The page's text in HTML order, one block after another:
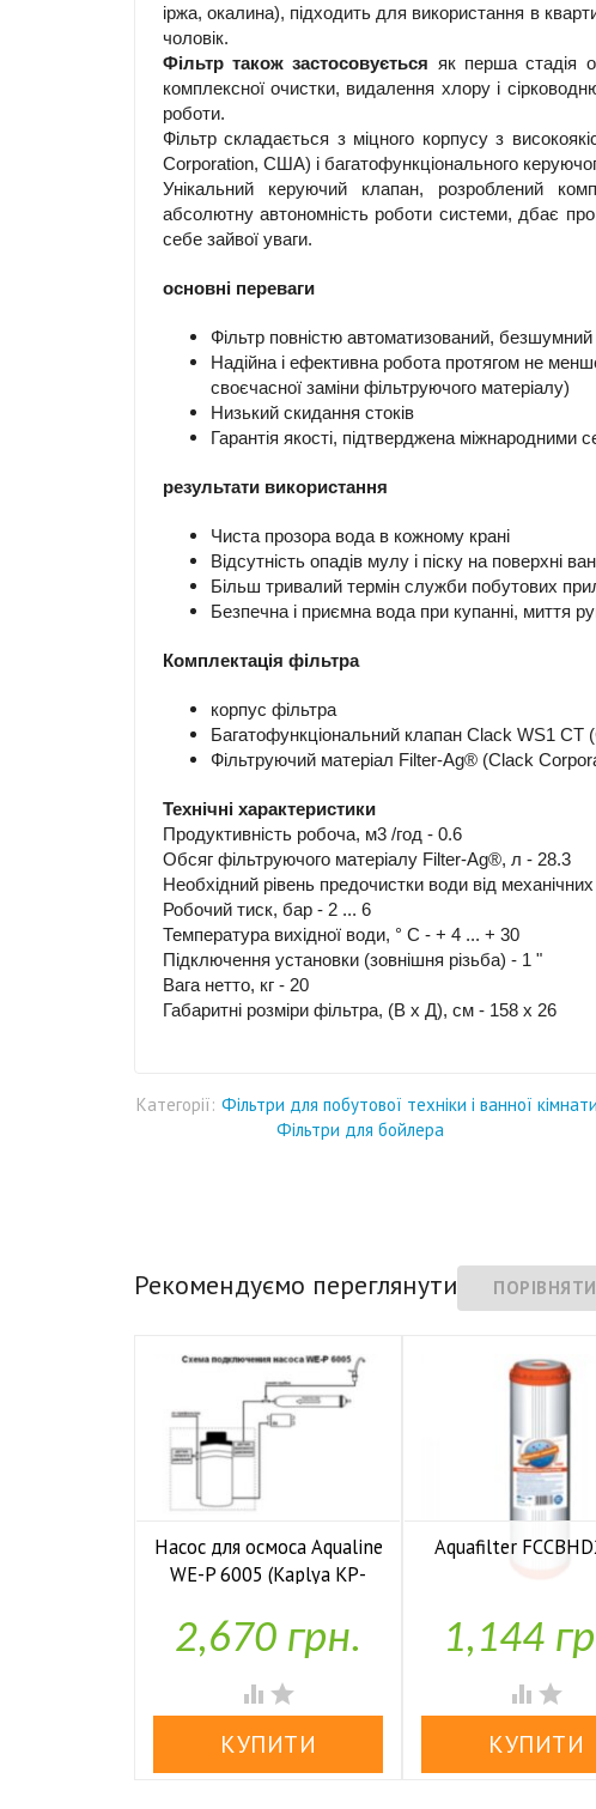
іржа, окалина), підходить для використання в
чоловік.
Фільтр також застосовується як перша стадія
комплексної очистки, видалення хлору і
роботи.
Фільтр складається з міцного корпусу з
Corporation, США) і багатофункціонального
Унікальний керуючий клапан, розроблений
абсолютну автономність роботи системи, дбає
себе зайвої уваги.
основні переваги
Фільтр повністю автоматизований, безшумний
Надійна і ефективна робота протягом не
своєчасної заміни фільтруючого матеріалу)
Низький скидання стоків
Гарантія якості, підтверджена міжнародними
результати використання
Чиста прозора вода в кожному крані
Відсутність опадів мулу і піску на поверхні
Більш тривалий термін служби побутових
Безпечна і приємна вода при купанні, миття
Комплектація фільтра
корпус фільтра
Багатофункціональний клапан Clack WS1
Фільтруючий матеріал Filter-Ag® (Clack
Технічні характеристики
Продуктивність робоча, м3 /год - 0.6
Обсяг фільтруючого матеріалу Filter-Ag®, л - 28.3
Необхідний рівень предочистки води від
Робочий тиск, бар - 2 ... 6
Температура вихідної води, ° C - + 4 ... + 30
Підключення установки (зовнішня різьба) - 1 "
Вага нетто, кг - 20
Габаритні розміри фільтра, (В х Д), см - 158 х 26
Категорії: Фільтри для побутової техніки і ванної кімнати
Фільтри для бойлера
Рекомендуємо переглянути
Насос для осмоса Aqualine
WE-P 6005 (Kaplya KP-
 У наявності
2,670 грн.
 
Aquafilter
1,144
 